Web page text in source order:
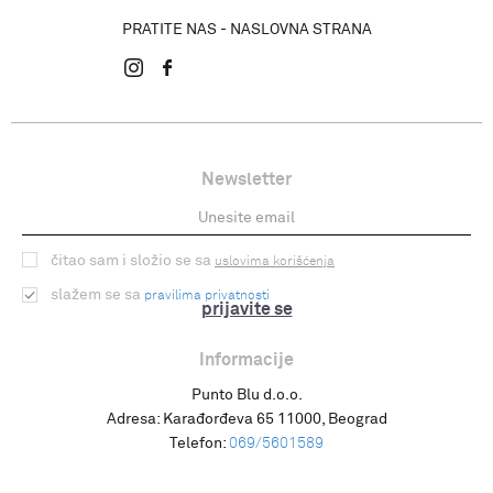
PRATITE NAS - NASLOVNA STRANA
Newsletter
prijavite se
čitao sam i složio se sa uslovima korišćenja
slažem se sa pravilima privatnosti
Informacije
Punto Blu d.o.o.
Adresa: Karađorđeva 65 11000, Beograd
Telefon: 069/5601589